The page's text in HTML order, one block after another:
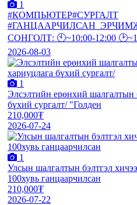
1
#КОМПЬЮТЕР#СУРГАЛТ
СОНГОЛТ: 🕙~10:00-12:00
2026-08-03
1
Элсэлтийн ерөнхий шалгалтын
бүхий сургалт/ "Голден
210,000₮
2026-07-24
1
Улсын шалгалтын бэлтгэл
100хувь ганцаарчилсан
210,000₮
2026-07-22